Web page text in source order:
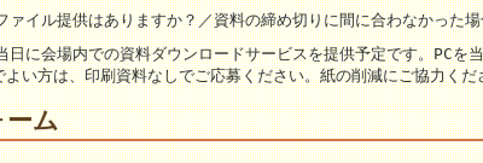
ァイル提供はありますか？／資料の締め切りに間に合わなかった
日に会場内での資料ダウンロードサービスを提供予定です。PC
よい方は、印刷資料なしでご応募ください。紙の削減にご協力くだ
ーム